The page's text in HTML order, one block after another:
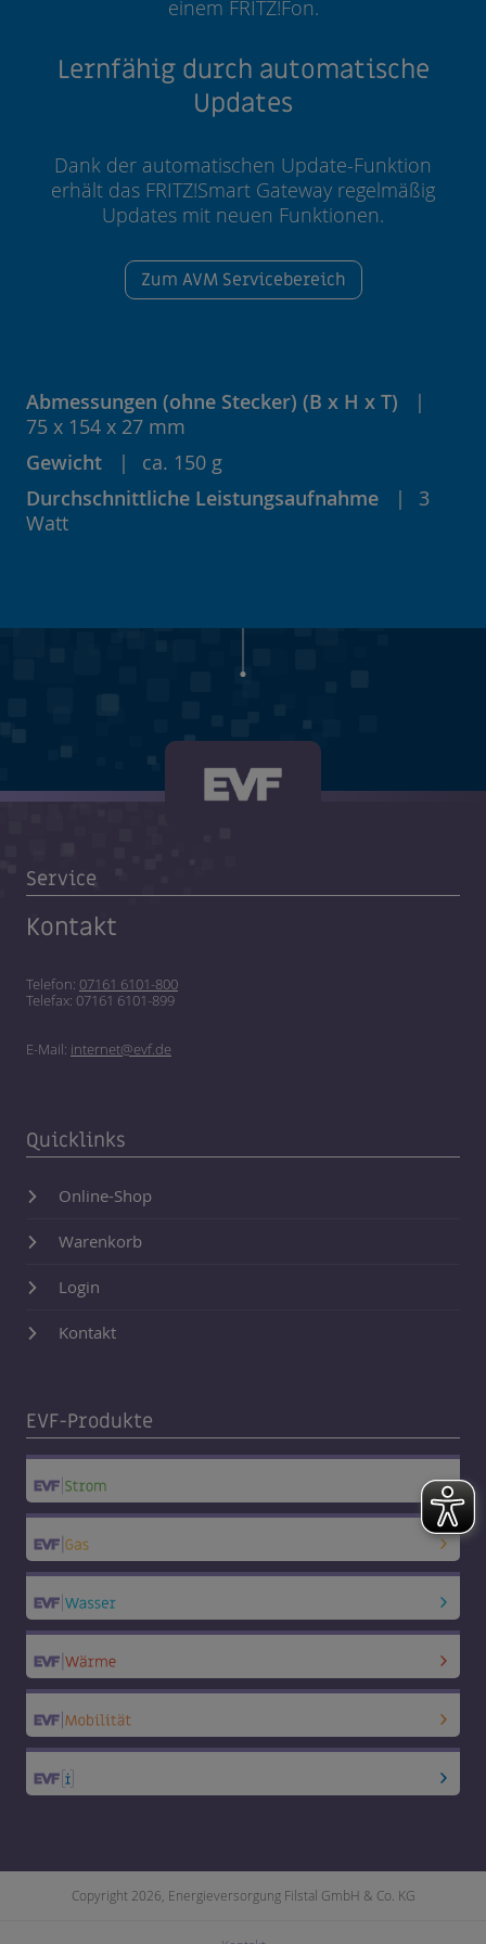
einem FRITZ!Fon.
Lernfähig durch automatische
Updates
Dank der automatischen Update-Funktion
erhält das FRITZ!Smart Gateway regelmäßig
Updates mit neuen Funktionen.
Zum AVM Servicebereich
Abmessungen (ohne Stecker) (B x H x T)
75 x 154 x 27 mm
Gewicht
ca. 150 g
Durchschnittliche Leistungsaufnahme
3
Watt
Service
Kontakt
Telefon: 07161 6101-800
Telefax: 07161 6101-899
E-Mail: internet@evf.de
Quicklinks
Online-Shop
Warenkorb
Login
Kontakt
EVF-Produkte
Copyright 2026, Energieversorgung Filstal GmbH & Co. KG